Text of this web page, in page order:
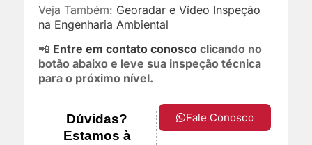
Veja Também: Georadar e Vídeo Inspeção
na Engenharia Ambiental
📲 Entre em contato conosco clicando no
botão abaixo e leve sua inspeção técnica
para o próximo nível.
Dúvidas?
Estamos à
Fale Conosco